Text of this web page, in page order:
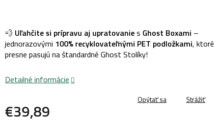
€39,89
💨 Uľahčite si prípravu aj upratovanies Ghost Boxami –
jednorazovými 100% recyklovateľnými PET podložkami, ktoré
presne pasujú na štandardné Ghost Stolíky!
Detailné informácie
Opýtať sa Strážiť